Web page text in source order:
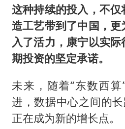
这种持续的投入，不
造工艺带到了中国，
入了活力，康宁以实
期投资的坚定承诺。
未来，随着“东数西
进，数据中心之间的长
正在成为新的增长点。